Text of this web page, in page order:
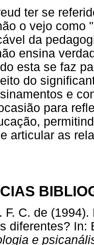
ter se
o vejo como
da
ensina
esta se faz
do
e
para
articular as
F. C. de
diferentes? In:
e